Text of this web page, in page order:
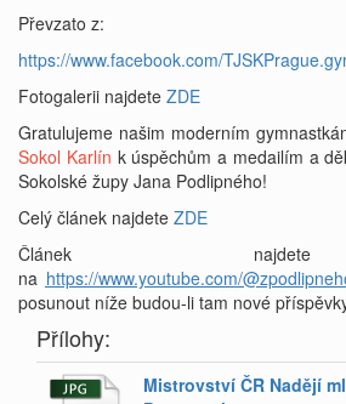
Převzato z:
https://www.facebook.com/
Fotogalerii najdete ZDE
Gratulujeme našim moderním
Sokol Karlín k úspěchům a medailím a
Sokolské župy Jana Podlipného!
Celý článek najdete ZDE
Článek
na https://www.youtube.com/
posunout níže budou-li tam nové
Přílohy:
Mistrovství ČR Nadějí